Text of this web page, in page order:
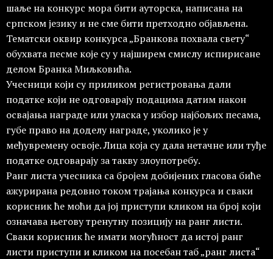
шаље на конкурс мора бити ауторска, написана на
српском језику и не сме бити претходно објављена.
Тематски оквир конкурса „Бранкова похвала свету“
обухвата песме које су у најширем смислу испирисане
делом Бранка Миљковића.
Учесници који су приликом регистровања дали
податке који не одговарају подацима датим након
освајања награде или уласка у избор најбољих песама,
губе право на доделу награде, уколико је у
међувремену освоје. Лица која су дала нетачне или туђе
податке одговарају за такву злоупотребу.
Ранг листа учесника са бројем добијених гласова биће
ажурирана редовно током трајања конкурса и сваки
корисник ће моћи да јој приступи кликом на број који
означава његову тренутну позицију на ранг листи.
Сваки корисник ће имати могућност да истој ранг
листи приступи и кликом на посебан таб „ранг листа“